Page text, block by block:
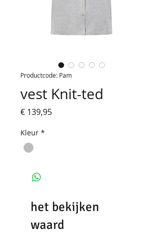
Productcode: Pam
vest Knit-ted
€ 139,95Prijs
Kleur *
het bekijken
waard